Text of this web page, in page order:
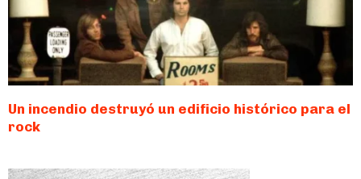
Un incendio destruyó un edificio histórico para el
rock